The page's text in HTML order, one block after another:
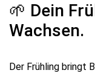
🌱 Dein
Wachsen.
Der Frühling bringt